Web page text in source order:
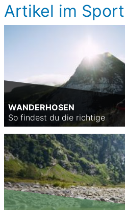
Artikel im
WANDERHOSEN
So findest du die richtige